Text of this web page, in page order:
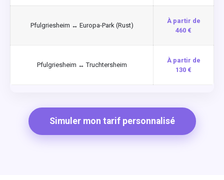
Pfulgriesheim ↔ Europa-Park (Rust)
À partir de
460 €
Pfulgriesheim ↔ Truchtersheim
À partir de
130 €
Simuler mon tarif personnalisé